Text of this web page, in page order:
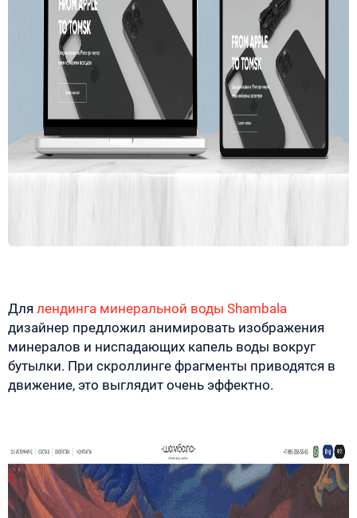
Для лендинга минеральной воды Shambala
дизайнер предложил анимировать изображения
минералов и ниспадающих капель воды вокруг
бутылки. При скроллинге фрагменты приводятся в
движение, это выглядит очень эффектно.